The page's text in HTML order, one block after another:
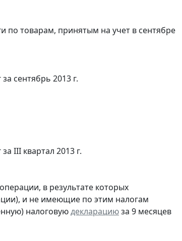
по товарам, принятым на учет в сентябре
за сентябрь 2013 г.
за III квартал 2013 г.
в результате которых
и не имеющие по этим налогам
налоговуюдекларациюза 9 месяцев